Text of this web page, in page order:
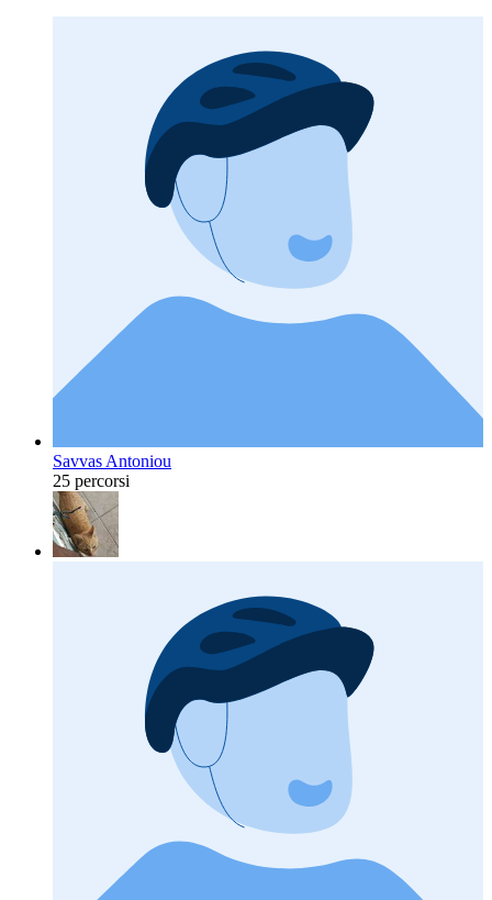
Savvas Antoniou
25 percorsi